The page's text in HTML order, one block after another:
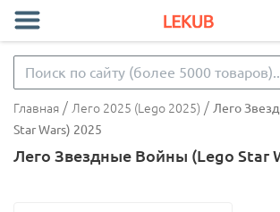
Главная / Лего 2025 (Lego 2025) / Лего
Star Wars) 2025
Лего Звездные Войны (Lego Star